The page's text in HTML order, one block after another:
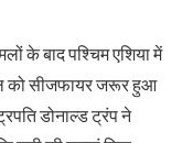
के बाद पश्चिम एशिया में
को सीजफायर जरूर हुआ
डोनाल्ड ट्रंप ने